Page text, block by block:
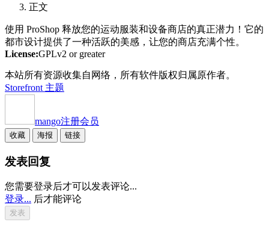
正文
使用 ProShop 释放您的运动服装和设备商店的真正潜力！它的
都市设计提供了一种活跃的美感，让您的商店充满个性。
License:GPLv2 or greater
本站所有资源收集自网络，所有软件版权归属原作者。
Storefront 主题
mango注册会员
收藏 海报 链接
发表回复
您需要登录后才可以发表评论...
登录... 后才能评论